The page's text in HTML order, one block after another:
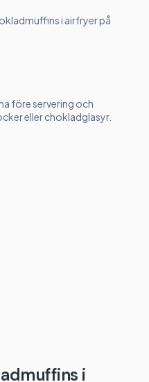
i airfryer på
före servering och
eller chokladglasyr.
i